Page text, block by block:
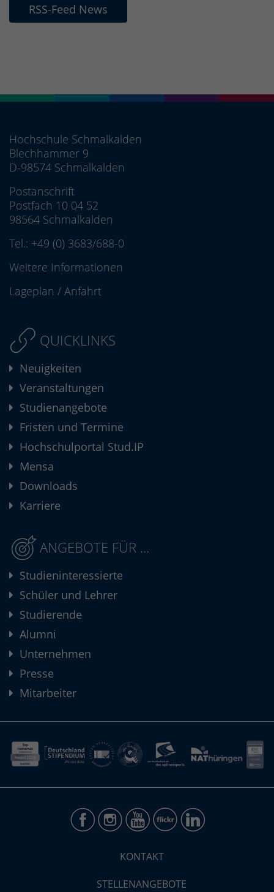
RSS-Feed News
Hochschule Schmalkalden
Blechhammer 9
D-98574 Schmalkalden
Postanschrift
Postfach 10 04 52
98564 Schmalkalden
Tel.: +49 (0) 3683/688-0
Weitere Informationen
Lageplan / Anfahrt
QUICKLINKS
Neuigkeiten
Veranstaltungen
Studienangebote
Fristen und Termine
Hochschulportal Stud.IP
Mensa
Downloads
Karriere
ANGEBOTE FÜR ...
Studieninteressierte
Schüler und Lehrer
Studierende
Alumni
Unternehmen
Presse
Mitarbeiter
KONTAKT
STELLENANGEBOTE